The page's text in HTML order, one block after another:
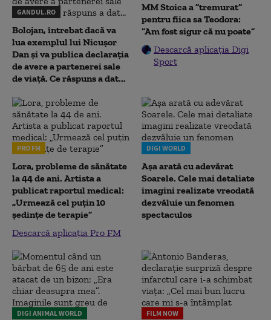
GANDUL.RO
Bolojan, întrebat dacă va
lua exemplul lui Nicușor
Dan și va publica declarația
de avere a partenerei sale
de viață. Ce răspuns a dat...
MM Stoica a ”tremurat”
pentru fiica sa Teodora:
”Am fost sigur că nu poate”
Descarcă aplicația Digi
Sport
PRO FM
Lora, probleme de sănătate
la 44 de ani. Artista a
publicat raportul medical:
„Urmează cel puțin 10
ședințe de terapie”
Descarcă aplicația Pro FM
DIGI WORLD
Așa arată cu adevărat
Soarele. Cele mai detaliate
imagini realizate vreodată
dezvăluie un fenomen
spectaculos
DIGI ANIMAL WORLD FILM NOW